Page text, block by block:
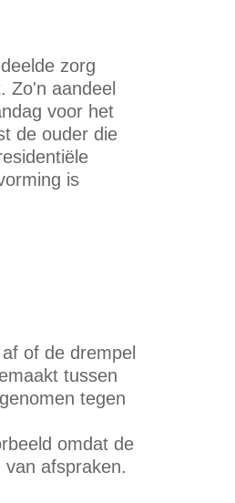
zorg
Zo'n aandeel
voor het
de ouder die
is
of de drempel
tussen
tegen
omdat de
afspraken.